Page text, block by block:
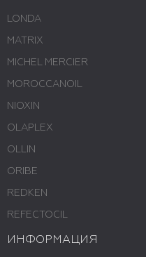
LONDA
MATRIX
MICHEL MERCIER
MOROCCANOIL
NIOXIN
OLAPLEX
OLLIN
ORIBE
REDKEN
REFECTOCIL
ИНФОРМАЦИЯ